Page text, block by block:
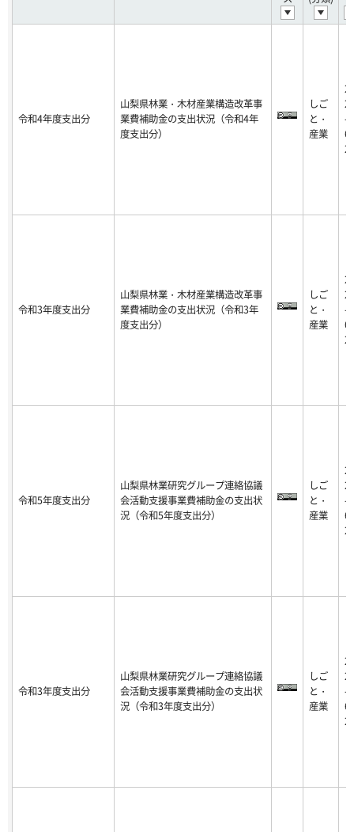
令和4年度支出分
山梨県林業・木材産業構造改革事
業費補助金の支出状況（令和4年
度支出分）
しご
と・
産業
-0
6-
令和3年度支出分
山梨県林業・木材産業構造改革事
業費補助金の支出状況（令和3年
度支出分）
しご
と・
産業
-0
6-
令和5年度支出分
山梨県林業研究グループ連絡協議
会活動支援事業費補助金の支出状
況（令和5年度支出分）
しご
と・
産業
-0
6-
令和3年度支出分
山梨県林業研究グループ連絡協議
会活動支援事業費補助金の支出状
況（令和3年度支出分）
しご
と・
産業
-0
6-